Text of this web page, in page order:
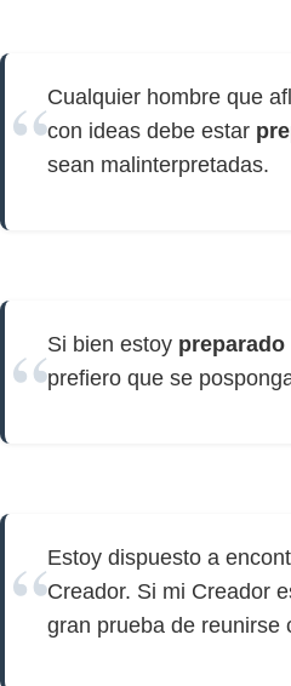
Cualquier hombre que
con ideas debe estar
sean malinterpretadas.
Si bien estoy preparado
prefiero que se
Estoy dispuesto a
Creador. Si mi Creador
gran prueba de reunirse